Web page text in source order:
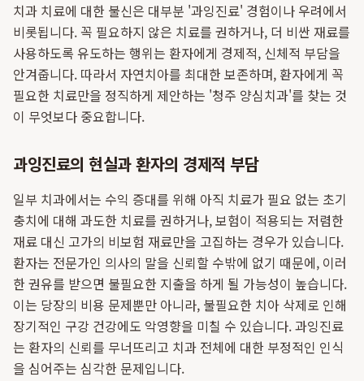
치과 치료에 대한 불신은 대부분 '과잉진료' 경험이나 우려에서
비롯됩니다. 꼭 필요하지 않은 치료를 권하거나, 더 비싼 재료를
사용하도록 유도하는 행위는 환자에게 경제적, 신체적 부담을
안겨줍니다. 따라서 자연치아를 최대한 보존하며, 환자에게 꼭
필요한 치료만을 정직하게 제안하는 '청주 양심치과'를 찾는 것
이 무엇보다 중요합니다.
과잉진료의 현실과 환자의 경제적 부담
일부 치과에서는 수익 증대를 위해 아직 치료가 필요 없는 초기
충치에 대해 과도한 치료를 권하거나, 보험이 적용되는 저렴한
재료 대신 고가의 비보험 재료만을 고집하는 경우가 있습니다.
환자는 전문가인 의사의 말을 신뢰할 수밖에 없기 때문에, 이러
한 권유를 받으면 불필요한 지출을 하게 될 가능성이 높습니다.
이는 당장의 비용 문제뿐만 아니라, 불필요한 치아 삭제로 인해
장기적인 구강 건강에도 악영향을 미칠 수 있습니다. 과잉진료
는 환자의 신뢰를 무너뜨리고 치과 전체에 대한 부정적인 인식
을 심어주는 심각한 문제입니다.